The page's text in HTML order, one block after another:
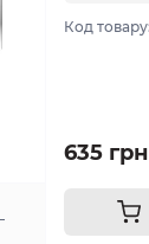
Код товару:
635 грн